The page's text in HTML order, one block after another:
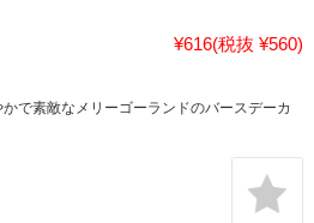
¥616(税抜 ¥560)
で素敵なメリーゴーランドのバースデーカ